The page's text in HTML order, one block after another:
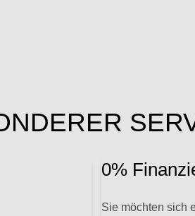
0%
Sie möchten sich